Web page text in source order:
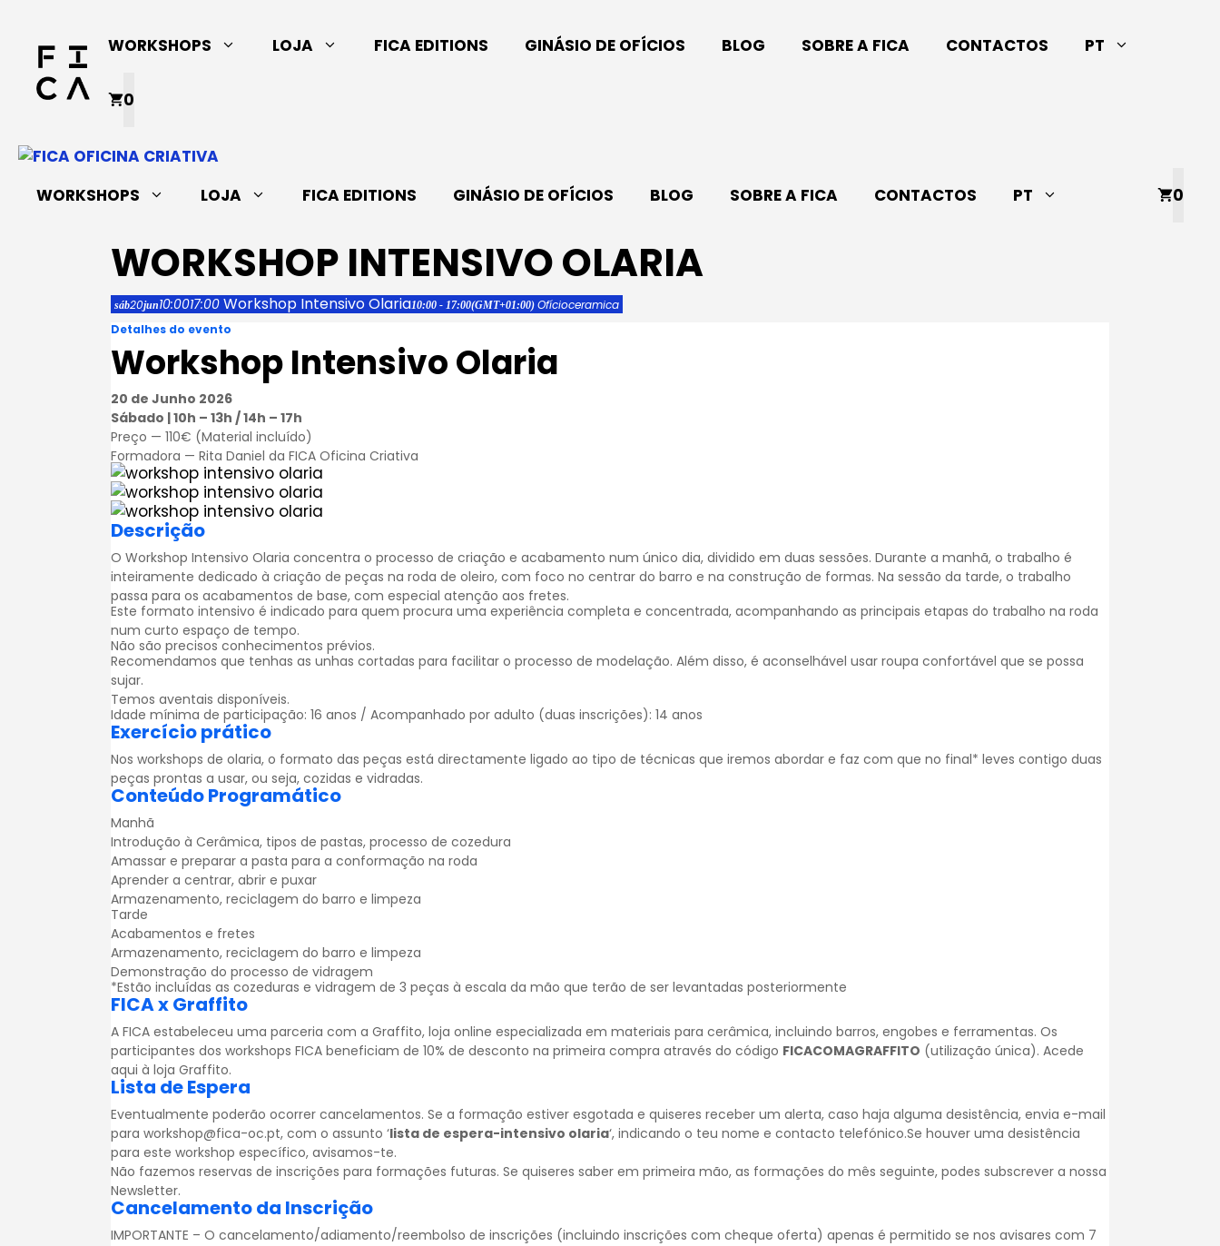
conteúdo
WORKSHOPS LOJA FICA EDITIONS GINÁSIO DE OFÍCIOS BLOG SOBRE A FICA CONTACTOS PT
0
WORKSHOPS LOJA FICA EDITIONS GINÁSIO DE OFÍCIOS BLOG SOBRE A FICA CONTACTOS PT 0
WORKSHOP INTENSIVO OLARIA
sáb20jun10:0017:00 Workshop Intensivo Olaria10:00 - 17:00(GMT+01:00) Ofícioceramica
Detalhes do evento
Workshop Intensivo Olaria
20 de Junho 2026
Sábado | 10h – 13h / 14h – 17h
Preço — 110€ (Material incluído)
Formadora — Rita Daniel da FICA Oficina Criativa
Descrição
O Workshop Intensivo Olaria concentra o processo de criação e acabamento num único dia, dividido em duas sessões. Durante a manhã, o trabalho é
inteiramente dedicado à criação de peças na roda de oleiro, com foco no centrar do barro e na construção de formas. Na sessão da tarde, o trabalho
passa para os acabamentos de base, com especial atenção aos fretes.
Este formato intensivo é indicado para quem procura uma experiência completa e concentrada, acompanhando as principais etapas do trabalho na roda
num curto espaço de tempo.
Não são precisos conhecimentos prévios.
Recomendamos que tenhas as unhas cortadas para facilitar o processo de modelação. Além disso, é aconselhável usar roupa confortável que se possa
sujar.
Temos aventais disponíveis.
Idade mínima de participação: 16 anos / Acompanhado por adulto (duas inscrições): 14 anos
Exercício prático
Nos workshops de olaria, o formato das peças está directamente ligado ao tipo de técnicas que iremos abordar e faz com que no final* leves contigo duas
peças prontas a usar, ou seja, cozidas e vidradas.
Conteúdo Programático
Manhã
Introdução à Cerâmica, tipos de pastas, processo de cozedura
Amassar e preparar a pasta para a conformação na roda
Aprender a centrar, abrir e puxar
Armazenamento, reciclagem do barro e limpeza
Tarde
Acabamentos e fretes
Armazenamento, reciclagem do barro e limpeza
Demonstração do processo de vidragem
*Estão incluídas as cozeduras e vidragem de 3 peças à escala da mão que terão de ser levantadas posteriormente
FICA x Graffito
A FICA estabeleceu uma parceria com a Graffito, loja online especializada em materiais para cerâmica, incluindo barros, engobes e ferramentas. Os
participantes dos workshops FICA beneficiam de 10% de desconto na primeira compra através do código FICACOMAGRAFFITO (utilização única). Acede
aqui à loja Graffito.
Lista de Espera
Eventualmente poderão ocorrer cancelamentos. Se a formação estiver esgotada e quiseres receber um alerta, caso haja alguma desistência, envia e-mail
para workshop@fica-oc.pt, com o assunto ‘lista de espera-intensivo olaria‘, indicando o teu nome e contacto telefónico.Se houver uma desistência
para este workshop específico, avisamos-te.
Não fazemos reservas de inscrições para formações futuras. Se quiseres saber em primeira mão, as formações do mês seguinte, podes subscrever a nossa
Newsletter.
Cancelamento da Inscrição
IMPORTANTE – O cancelamento/adiamento/reembolso de inscrições (incluindo inscrições com cheque oferta) apenas é permitido se nos avisares com 7